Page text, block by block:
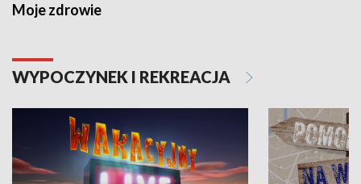
Moje zdrowie
WYPOCZYNEK I REKREACJA